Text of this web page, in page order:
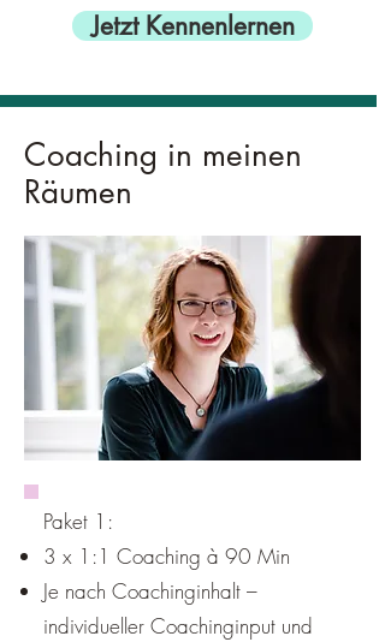
Jetzt Kennenlernen
Coaching in meinen
Räumen
Paket 1:
3 x 1:1 Coaching à 90 Min
Je nach Coachinginhalt –
individueller Coachinginput und